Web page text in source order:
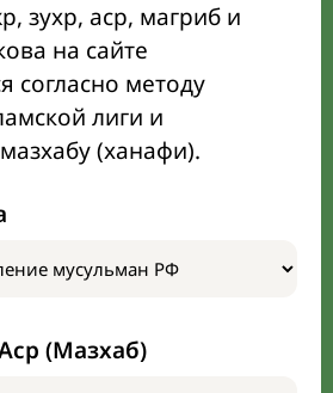
зухр, аср, магриб и
на сайте
согласно методу
лиги и
(ханафи).
(Мазхаб)